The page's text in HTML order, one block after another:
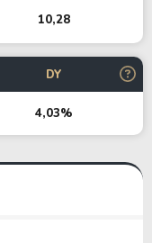
10,28
DY
4,03%